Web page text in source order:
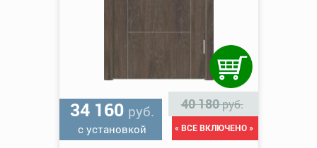
34 160 руб.
с установкой
40 180руб.
« ВСЕ ВКЛЮЧЕНО »